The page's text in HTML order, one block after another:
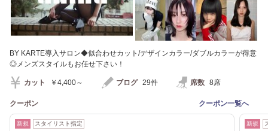
BY KARTE導入サロン◆似合わせカット/デザインカラー/ダブルカラーが得意
◎メンズスタイルもお任せ下さい！
カット ￥4,400～ ブログ 29件 席数 8席
クーポン クーポン一覧へ
新規 スタイリスト指定 新規